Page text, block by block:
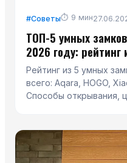
#Советы⏱ 9 мин
ТОП-5 умных
2026 году: рейтинг
Рейтинг из 5 умных
всего: Aqara, HOGO,
Способы открывания,